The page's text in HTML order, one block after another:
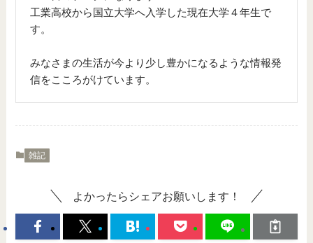
工業高校から国立大学へ入学した現在大学４年生で
す。
みなさまの生活が今より少し豊かになるような情報発
信をこころがけています。
雑記
よかったらシェアお願いします！